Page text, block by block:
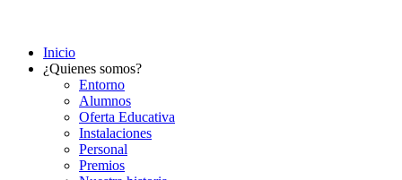
Inicio
¿Quienes somos?
Entorno
Alumnos
Oferta Educativa
Instalaciones
Personal
Premios